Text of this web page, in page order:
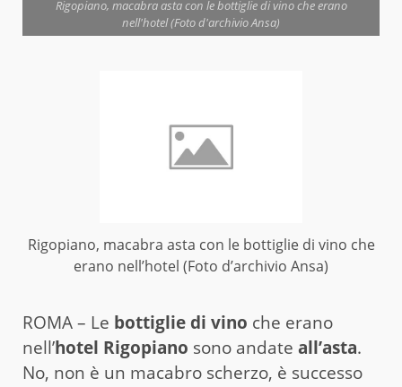
Rigopiano, macabra asta con le bottiglie di vino che erano
nell'hotel (Foto d'archivio Ansa)
Rigopiano, macabra asta con le bottiglie di vino che
erano nell’hotel (Foto d’archivio Ansa)
ROMA – Le bottiglie di vino che erano
nell’hotel Rigopiano sono andate all’asta.
No, non è un macabro scherzo, è successo